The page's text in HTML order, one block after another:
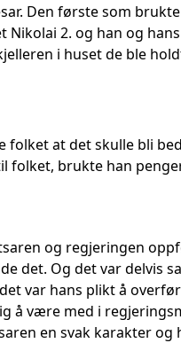
Den første som
Nikolai 2. og han og
i huset de ble
folket at det skulle bli
folket, brukte han
og regjeringen
det. Og det var delvis
var hans plikt å
å være med i
en svak karakter